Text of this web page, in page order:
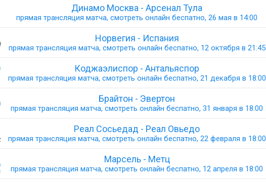
Динамо Москва - Арсенал Тула
прямая трансляция матча, смотреть онлайн беспатно, 26 мая в 14:00
Норвегия - Испания
прямая трансляция матча, смотреть онлайн беспатно, 12 октября в 21:45
Коджаэлиспор - Антальяспор
прямая трансляция матча, смотреть онлайн беспатно, 21 декабря в 18:00
Брайтон - Эвертон
прямая трансляция матча, смотреть онлайн беспатно, 31 января в 18:00
Реал Сосьедад - Реал Овьедо
прямая трансляция матча, смотреть онлайн беспатно, 22 февраля в 18:00
Марсель - Метц
прямая трансляция матча, смотреть онлайн беспатно, 12 апреля в 18:00